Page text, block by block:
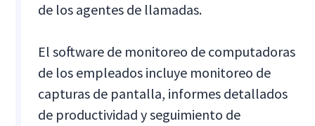
de los agentes de llamadas.
El software de monitoreo de computadoras
de los empleados incluye monitoreo de
capturas de pantalla, informes detallados
de productividad y seguimiento de